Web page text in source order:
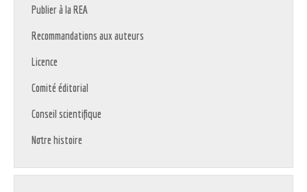
Publier à la REA
Recommandations aux auteurs
Licence
Comité éditorial
Conseil scientifique
Notre histoire